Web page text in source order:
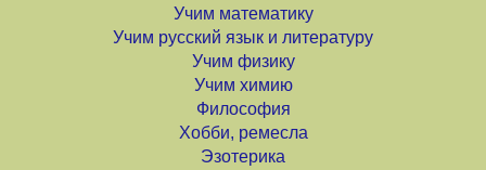
Учим математику
Учим русский язык и литературу
Учим физику
Учим химию
Философия
Хобби, ремесла
Эзотерика